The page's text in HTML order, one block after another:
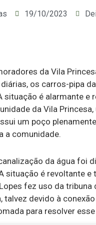
19/10/2023
da Vila
os carros-pipa
situação é alarmante e
da Vila
um poço
a comunidade.
da água foi
situação é revoltante
fez uso da
talvez devido à
para resolver